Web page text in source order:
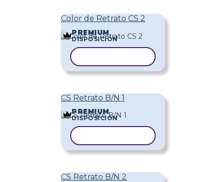
Color de Retrato CS 2
PREMIUM
DISPOSICIÓN
CS Retrato B/N 1
PREMIUM
DISPOSICIÓN
CS Retrato B/N 2